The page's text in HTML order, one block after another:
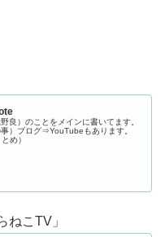
良）のことをメインに書いてます。
事）ブログ⇒YouTubeもあります。
め）
ねこTV」